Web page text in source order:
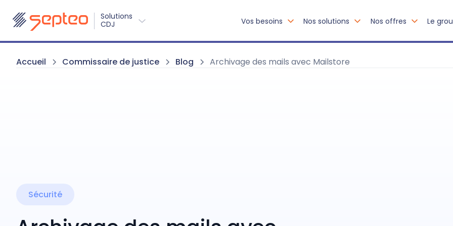
Solutions
CDJ
Vos besoins Nos solutions Nos offres Le
Accueil Commissaire de justice Blog Archivage des mails avec Mailstore
Sécurité